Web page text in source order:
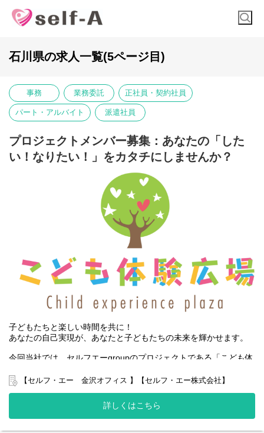
石川県の求人一覧(5ページ目)
事務 業務委託 正社員・契約社員
パート・アルバイト 派遣社員
プロジェクトメンバー募集：あなたの「した
い！なりたい！」をカタチにしませんか？
子どもたちと楽しい時間を共に！
あなたの自己実現が、あなたと子どもたちの未来を輝かせます。
今回当社では、セルフエーgroupのプロジェクトである「こども体
め、一緒にこどもたちとの活動を楽しむメンバーを募集します。
自分のこどもと一緒に活動するのもOK！
あなたのアイデアや経験を活かし、こどもたちとの貴重な時間を
【セルフ・エー 金沢オフィス 】【セルフ・エー株式会社】
詳しくはこちら